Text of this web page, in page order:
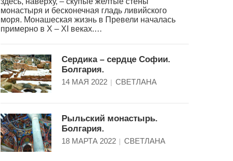
монастыря и бесконечная гладь ливийского
моря. Монашеская жизнь в Превели началась
примерно в X – XI веках.…
Сердика – сердце Софии.
Болгария.
14 МАЯ 2022 СВЕТЛАНА
Рыльский монастырь.
Болгария.
18 МАРТА 2022 СВЕТЛАНА